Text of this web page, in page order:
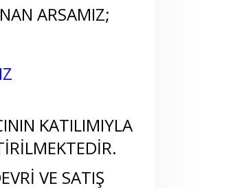
ARSAMIZ;
KATILIMIYLA
VE SATIŞ